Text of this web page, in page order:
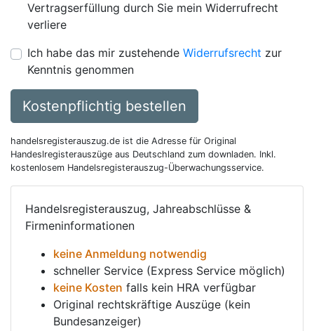
Vertragserfüllung durch Sie mein Widerrufrecht
verliere
Ich habe das mir zustehende Widerrufsrecht zur
Kenntnis genommen
Kostenpflichtig bestellen
handelsregisterauszug.de ist die Adresse für Original
Handeslregisterauszüge aus Deutschland zum downladen. Inkl.
kostenlosem Handelsregisterauszug-Überwachungsservice.
Handelsregisterauszug, Jahreabschlüsse &
Firmeninformationen
keine Anmeldung notwendig
schneller Service (Express Service möglich)
keine Kosten falls kein HRA verfügbar
Original rechtskräftige Auszüge (kein
Bundesanzeiger)